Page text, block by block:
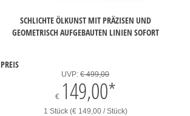
SCHLICHTE ÖLKUNST MIT PRÄZISEN UND
GEOMETRISCH AUFGEBAUTEN LINIEN SOFORT
PREIS
UVP:€ 499,00
€ 149,00*
1 Stück (€ 149,00 / Stück)